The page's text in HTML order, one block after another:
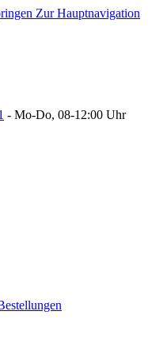
Zur Hauptnavigation
- Mo-Do, 08-12:00 Uhr